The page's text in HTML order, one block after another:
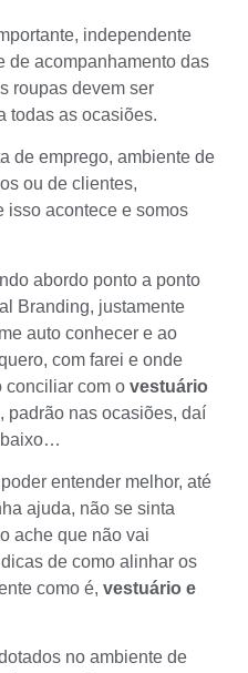
independente
de acompanhamento das
roupas devem ser
todas as ocasiões.
de emprego, ambiente de
ou de clientes,
acontece e somos
abordo ponto a ponto
Branding, justamente
auto conhecer e ao
com farei e onde
conciliar com o vestuário
padrão nas ocasiões, daí
entender melhor, até
ajuda, não se sinta
ache que não vai
de como alinhar os
como é, vestuário e
no ambiente de